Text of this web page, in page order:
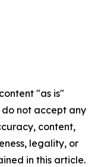
"as is"
not accept any
content,
legality, or
in this article.